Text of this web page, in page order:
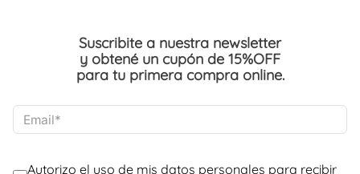
Suscribite a nuestra newsletter
y obtené un cupón de 15%OFF
para tu primera compra online.